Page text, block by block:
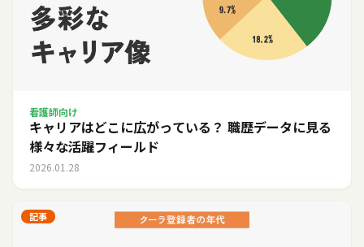
看護師向け
キャリアはどこに広がっている？ 職歴データに見る
様々な活躍フィールド
2026.01.28
記事